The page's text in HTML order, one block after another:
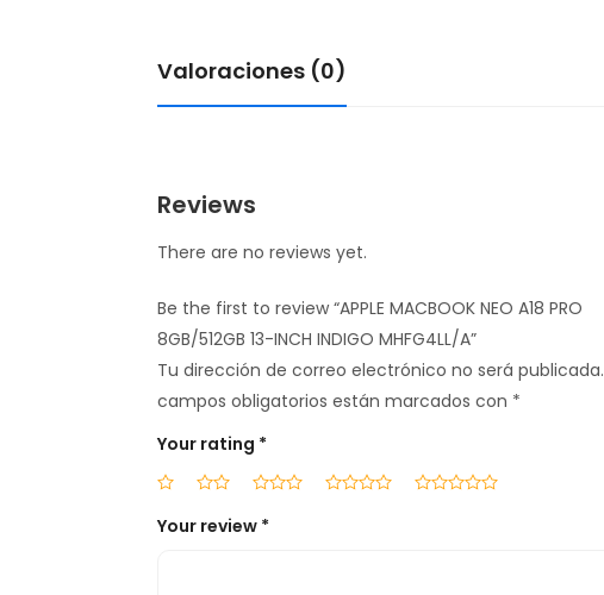
Valoraciones (0)
Reviews
There are no reviews yet.
Be the first to review “APPLE MACBOOK NEO A18 PRO
8GB/512GB 13-INCH INDIGO MHFG4LL/A”
Tu dirección de correo electrónico no será publicada.
campos obligatorios están marcados con *
Your rating *
Your review *